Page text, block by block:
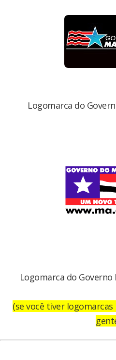
Logomarca do
Logomarca do Governo
(se você tiver